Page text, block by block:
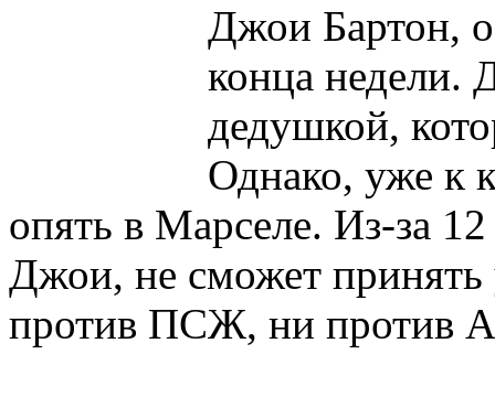
Джои Бартон,
конца недели.
дедушкой,
Однако, уже к
опять в Марселе. Из-за
Джои, не сможет принять
против ПСЖ, ни против